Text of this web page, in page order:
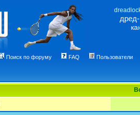
Поиск по форуму FAQ Пользователи